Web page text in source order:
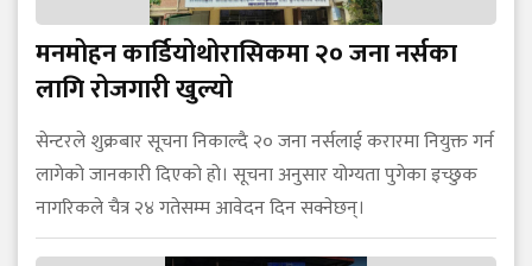
मनमोहन कार्डियोथोरासिकमा २० जना नर्सका
लागि रोजगारी खुल्यो
सेन्टरले शुक्रबार सूचना निकाल्दै २० जना नर्सलाई करारमा नियुक्त गर्न
लागेको जानकारी दिएको हो। सूचना अनुसार योग्यता पुगेका इच्छुक
नागरिकले चैत्र २४ गतेसम्म आवेदन दिन सक्नेछन्।